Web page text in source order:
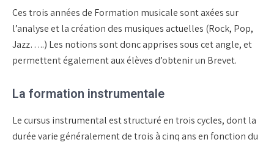
Ces trois années de Formation musicale sont axées sur
l’analyse et la création des musiques actuelles (Rock, Pop,
Jazz…..) Les notions sont donc apprises sous cet angle, et
permettent également aux élèves d’obtenir un Brevet.
La formation instrumentale
Le cursus instrumental est structuré en trois cycles, dont la
durée varie généralement de trois à cinq ans en fonction du